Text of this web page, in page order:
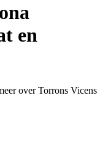
en
over Torrons Vicens